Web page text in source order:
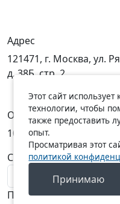
Адрес
121471, г. Москва, ул.
д. 38Б, стр. 2
Открыты
10:00 — 19:00
C Пн по Пт
Подписаться на
Этот сайт
технологии, чтобы
также предоставить
опыт.
Просматривая этот
политикой
Принимаю